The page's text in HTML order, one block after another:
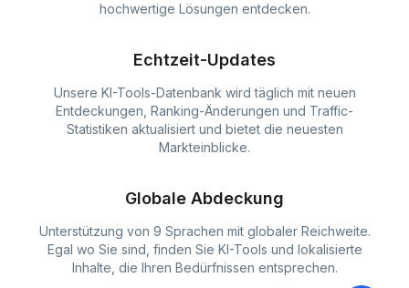
hochwertige Lösungen entdecken.
Echtzeit-Updates
Unsere KI-Tools-Datenbank wird täglich mit neuen
Entdeckungen, Ranking-Änderungen und Traffic-
Statistiken aktualisiert und bietet die neuesten
Markteinblicke.
Globale Abdeckung
Unterstützung von 9 Sprachen mit globaler Reichweite.
Egal wo Sie sind, finden Sie KI-Tools und lokalisierte
Inhalte, die Ihren Bedürfnissen entsprechen.